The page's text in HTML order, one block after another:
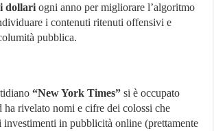
dollari ogni anno per migliorare l’algoritmo
i contenuti ritenuti offensivi e
pubblica.
“New York Times” si è occupato
ha rivelato nomi e cifre dei colossi che
investimenti in pubblicità online (prettamente